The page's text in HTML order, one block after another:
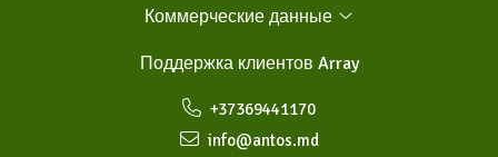
Коммерческие данные
Поддержка клиентов Array
+37369441170
info@antos.md